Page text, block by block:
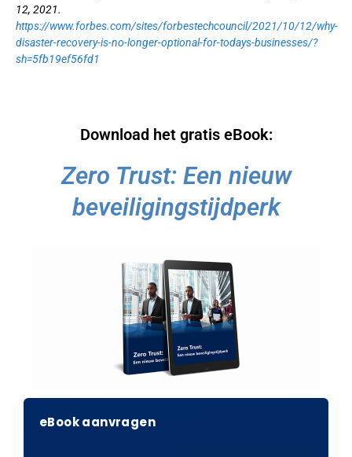
12, 2021.
https://www.forbes.com/sites/forbestechcouncil/2021/10/12/why-
disaster-recovery-is-no-longer-optional-for-todays-businesses/?
sh=5fb19ef56fd1
Download het gratis eBook:
Zero Trust: Een nieuw
beveiligingstijdperk
eBook aanvragen